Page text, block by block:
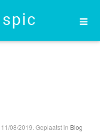
11/08/2019 . Geplaatst in Blog